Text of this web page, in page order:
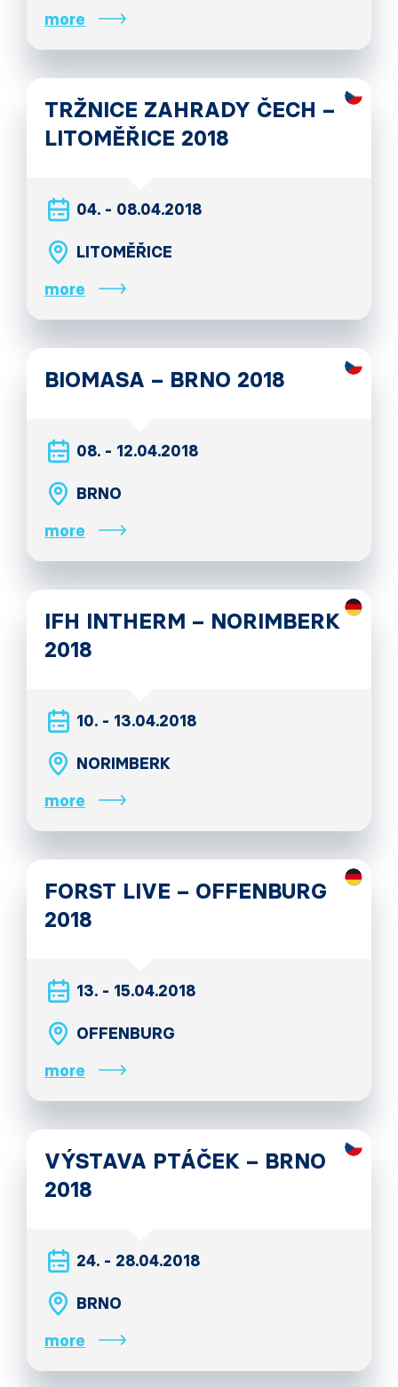
more
TRŽNICE ZAHRADY ČECH –
LITOMĚŘICE 2018
04. - 08.04.2018
LITOMĚŘICE
more
BIOMASA – BRNO 2018
08. - 12.04.2018
BRNO
more
IFH INTHERM – NORIMBERK
2018
10. - 13.04.2018
NORIMBERK
more
FORST LIVE – OFFENBURG
2018
13. - 15.04.2018
OFFENBURG
more
VÝSTAVA PTÁČEK – BRNO
2018
24. - 28.04.2018
BRNO
more